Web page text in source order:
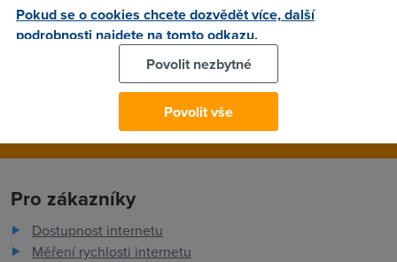
pchb(4.12.2006 10:40:47)
bohužel nemam modrý mor o2 mam coprosis a o2 fup 8 giga
přetáhnu asi za 5 hodin he he
Pro zákazníky
Dostupnost internetu
Měření rychlosti internetu
Pokud se o cookies chcete dozvědět více, další
podrobnosti najdete na tomto odkazu.
Povolit nezbytné
Povolit vše